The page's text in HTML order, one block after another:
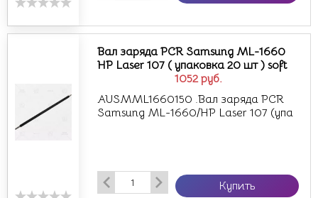
1052 руб.
Вал заряда PCR Samsung ML-1660
HP Laser 107 ( упаковка 20 шт ) soft
AUSMML1660150 .Вал заряда PCR
Samsung ML-1660/HP Laser 107 (упа
Купить